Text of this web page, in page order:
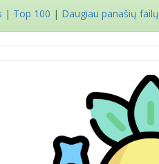
| Top 100 | Daugiau panašių failų